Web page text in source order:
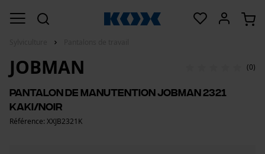
JOBMAN (0)
Pantalon de manutention Jobman 2321
kaki/noir
Référence: XXJB2321K